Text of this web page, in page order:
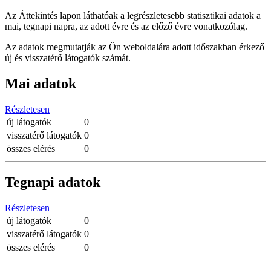
Az Áttekintés lapon láthatóak a legrészletesebb statisztikai adatok a
mai, tegnapi napra, az adott évre és az előző évre vonatkozólag.
Az adatok megmutatják az Ön weboldalára adott időszakban érkező
új és visszatérő látogatók számát.
Mai adatok
Részletesen
új látogatók
0
visszatérő látogatók 0
összes elérés
0
Tegnapi adatok
Részletesen
új látogatók
0
visszatérő látogatók 0
összes elérés
0